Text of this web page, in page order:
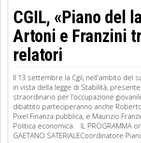
CGIL, «Piano del
Artoni e Franzini
relatori
Il 13 settembre la Cgil, nell'ambito del
in vista della legge di Stabilità,
straordinario per l’occupazione
dibattito parteciperanno anche
Pixel Finanza pubblica, e Maurizio
Politica economica. IL PROGRAMMA
GAETANO SATERIALECoordinatore